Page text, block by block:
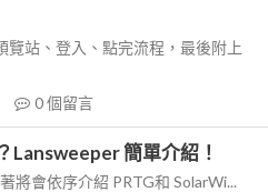
站、登入、點完流程，最後附上
0個留言
Lansweeper 簡單介紹！
將會依序介紹 PRTG和 SolarWi...